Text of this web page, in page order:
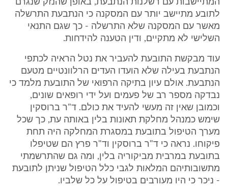
המתיישבות עם רשלנות הנתבעת, באופן שהנזק שנגרם
לתובע מתיישב יותר עם המסקנה כי הנתבעת התרשלה
מאשר עם המסקנה שלא התרשלה - כך שגם התנאי
השלישי לא מתקיים, ודין הטענה להידחות.
עוד מבקשת התובעת להעביר את נטל הראיה לכתפי
הנתבעת בעילה שלא הועדו העדים הרלוונטיים מטעם
הנתבעת. אולם עיון בתיקה הרפואי של התובעת מלמד כי
נבדקה מספר רב של פעמים ועל ידי רופאים שונים,
וכמובן שאין זה מעשי להעיד את כולם. ד"ר ברוסקין
שימש כמנהל מחלקת תאונות בלין באותה עת, כך שכל
מערך הטיפול בתובעת במסגרת המחלקה היה תחת
פיקוחו. נראה כי ד"ר ברוסקין וד"ר פרץ הם שטיפלו
בתובעת במרבית מביקוריה בלין, ומה גם שהתרשמתי
מתשובותיהם המלאות לגבי כלל הטיפול שניתן לתובעת
- ניכר כי היו מעורבים בטיפול על כל שלביו.